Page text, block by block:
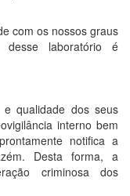
com os nossos graus
laboratório é
qualidade dos seus
interno bem
notifica a
Desta forma, a
criminosa dos